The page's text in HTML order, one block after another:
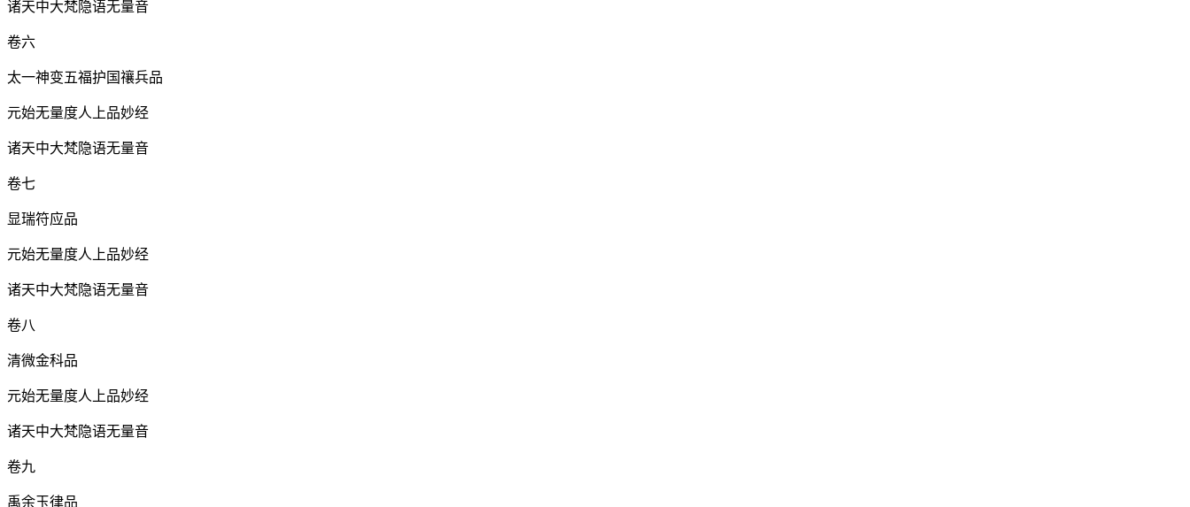
诸天中大梵隐语无量音
卷六
太一神变五福护国禳兵品
元始无量度人上品妙经
诸天中大梵隐语无量音
卷七
显瑞符应品
元始无量度人上品妙经
诸天中大梵隐语无量音
卷八
清微金科品
元始无量度人上品妙经
诸天中大梵隐语无量音
卷九
禹余玉律品